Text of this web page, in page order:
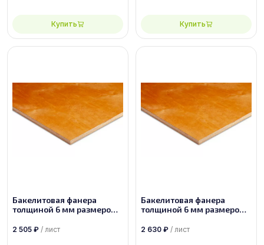
Купить Купить
Бакелитовая фанера
толщиной 6 мм размером
2 505 ₽ / лист
Бакелитовая фанера
толщиной 6 мм размером
2 630 ₽ / лист